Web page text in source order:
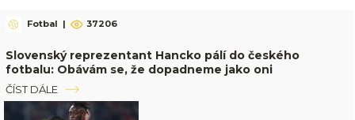
Fotbal | 37206
Slovenský reprezentant Hancko pálí do českého
fotbalu: Obávám se, že dopadneme jako oni
ČÍST DÁLE